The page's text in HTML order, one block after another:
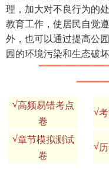
理，加大对不良行为的
教育工作，使居民自觉
外，也可以通过提高公
园的环境污染和生态破坏
√高频易错考点
卷
√
√章节模拟测试
卷
√